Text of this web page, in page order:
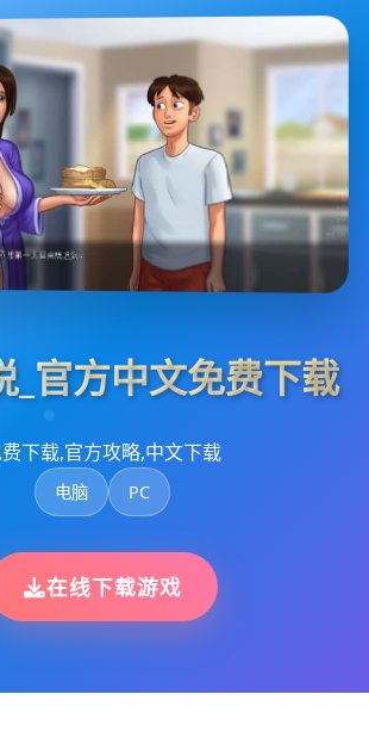
_官方中文免费下载
下载,官方攻略,中文下载
电脑 PC
在线下载游戏